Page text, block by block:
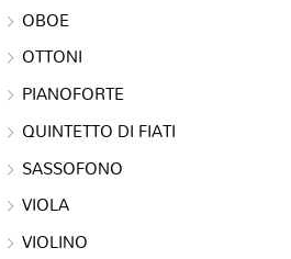
OBOE
OTTONI
PIANOFORTE
QUINTETTO DI FIATI
SASSOFONO
VIOLA
VIOLINO